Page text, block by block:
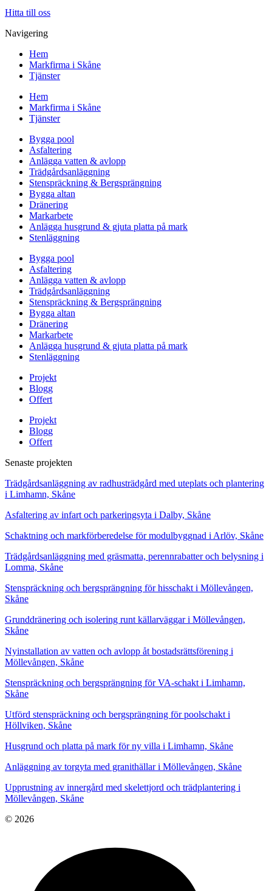
Hitta till oss
Navigering
Hem
Markfirma i Skåne
Tjänster
Hem
Markfirma i Skåne
Tjänster
Bygga pool
Asfaltering
Anlägga vatten & avlopp
Trädgårdsanläggning
Stenspräckning & Bergsprängning
Bygga altan
Dränering
Markarbete
Anlägga husgrund & gjuta platta på mark
Stenläggning
Bygga pool
Asfaltering
Anlägga vatten & avlopp
Trädgårdsanläggning
Stenspräckning & Bergsprängning
Bygga altan
Dränering
Markarbete
Anlägga husgrund & gjuta platta på mark
Stenläggning
Projekt
Blogg
Offert
Projekt
Blogg
Offert
Senaste projekten
Trädgårdsanläggning av radhusträdgård med uteplats och plantering
i Limhamn, Skåne
Asfaltering av infart och parkeringsyta i Dalby, Skåne
Schaktning och markförberedelse för modulbyggnad i Arlöv, Skåne
Trädgårdsanläggning med gräsmatta, perennrabatter och belysning i
Lomma, Skåne
Stenspräckning och bergsprängning för hisschakt i Möllevången,
Skåne
Grunddränering och isolering runt källarväggar i Möllevången,
Skåne
Nyinstallation av vatten och avlopp åt bostadsrättsförening i
Möllevången, Skåne
Stenspräckning och bergsprängning för VA-schakt i Limhamn,
Skåne
Utförd stenspräckning och bergsprängning för poolschakt i
Höllviken, Skåne
Husgrund och platta på mark för ny villa i Limhamn, Skåne
Anläggning av torgyta med granithällar i Möllevången, Skåne
Upprustning av innergård med skelettjord och trädplantering i
Möllevången, Skåne
© 2026